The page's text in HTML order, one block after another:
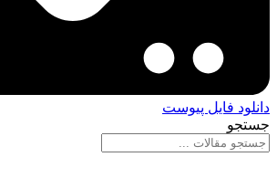
دانلود فایل پیوست
جستجو